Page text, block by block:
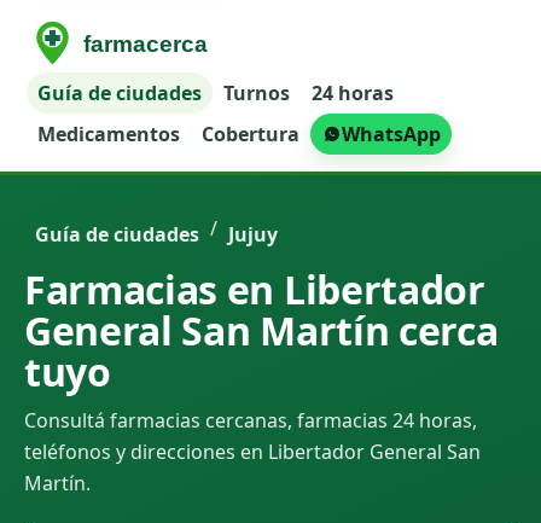
Guía de ciudades Turnos
24 horas
Medicamentos
Cobertura WhatsApp
Guía de ciudades / Jujuy
Farmacias en Libertador
General San Martín cerca
tuyo
Consultá farmacias cercanas, farmacias 24 horas,
teléfonos y direcciones en Libertador General San
Martín.